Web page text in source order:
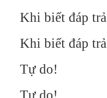
Khi biết đáp trả
Khi biết đáp trả
Tự do!
Tự do!